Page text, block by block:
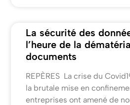
La sécurité des
l’heure de la
documents
REPÈRES La crise du
la brutale mise en
entreprises ont amené de